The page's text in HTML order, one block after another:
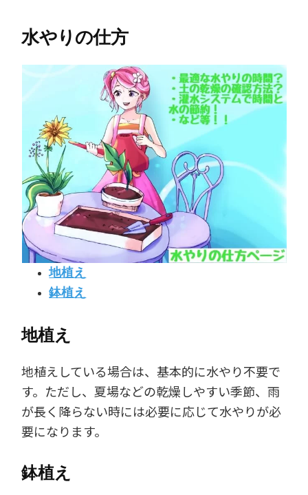
水やりの仕方
地植え
鉢植え
地植え
地植えしている場合は、基本的に水やり不要で
す。ただし、夏場などの乾燥しやすい季節、雨
が長く降らない時には必要に応じて水やりが必
要になります。
鉢植え